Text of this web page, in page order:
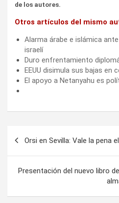
de los autores.
Otros artículos del mismo
Alarma árabe e islámica
israelí
Duro enfrentamiento
EEUU disimula sus bajas en
El apoyo a Netanyahu es
entradas
Orsi en Sevilla: Vale la pena
Presentación del nuevo libro